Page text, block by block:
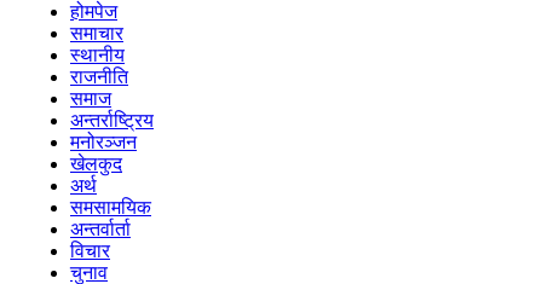
होमपेज
समाचार
स्थानीय
राजनीति
समाज
अन्तर्राष्ट्रिय
मनोरञ्जन
खेलकुद
अर्थ
समसामयिक
अन्तर्वार्ता
विचार
चुनाव